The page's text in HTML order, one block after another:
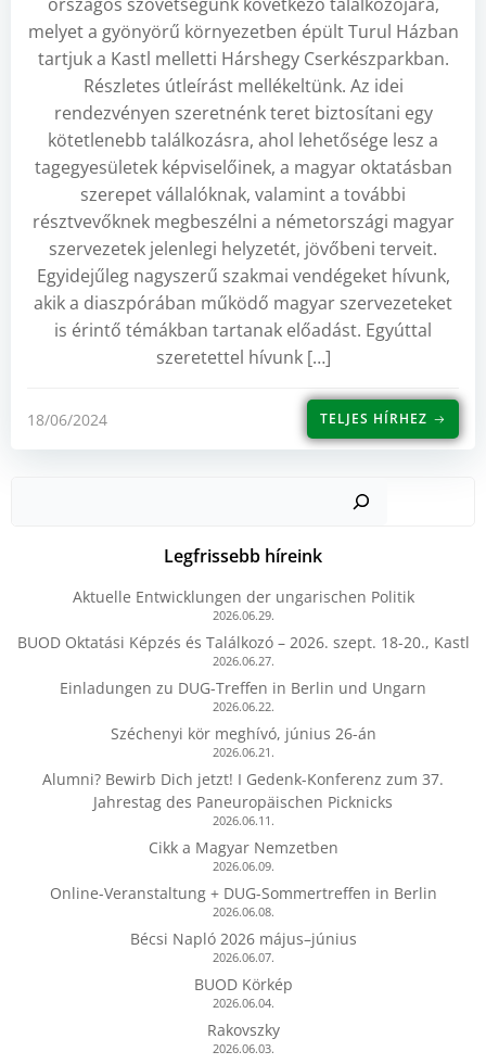
melyet a gyönyörű környezetben épült Turul Házban
tartjuk a Kastl melletti Hárshegy Cserkészparkban.
Részletes útleírást mellékeltünk. Az idei
rendezvényen szeretnénk teret biztosítani egy
kötetlenebb találkozásra, ahol lehetősége lesz a
tagegyesületek képviselőinek, a magyar oktatásban
szerepet vállalóknak, valamint a további
résztvevőknek megbeszélni a németországi magyar
szervezetek jelenlegi helyzetét, jövőbeni terveit.
Egyidejűleg nagyszerű szakmai vendégeket hívunk,
akik a diaszpórában működő magyar szervezeteket
is érintő témákban tartanak előadást. Egyúttal
szeretettel hívunk […]
18/06/2024 TELJES HÍRHEZ
Legfrissebb híreink
Aktuelle Entwicklungen der ungarischen Politik
2026.06.29.
BUOD Oktatási Képzés és Találkozó – 2026. szept. 18-20., Kastl
2026.06.27.
Einladungen zu DUG-Treffen in Berlin und Ungarn
2026.06.22.
Széchenyi kör meghívó, június 26-án
2026.06.21.
Alumni? Bewirb Dich jetzt! I Gedenk-Konferenz zum 37.
Jahrestag des Paneuropäischen Picknicks
2026.06.11.
Cikk a Magyar Nemzetben
2026.06.09.
Online-Veranstaltung + DUG-Sommertreffen in Berlin
2026.06.08.
Bécsi Napló 2026 május–június
2026.06.07.
BUOD Körkép
2026.06.04.
Rakovszky
2026.06.03.